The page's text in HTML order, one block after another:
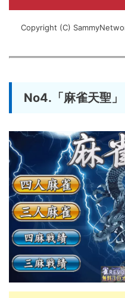
Copyright (C)
No4.「麻雀天聖」